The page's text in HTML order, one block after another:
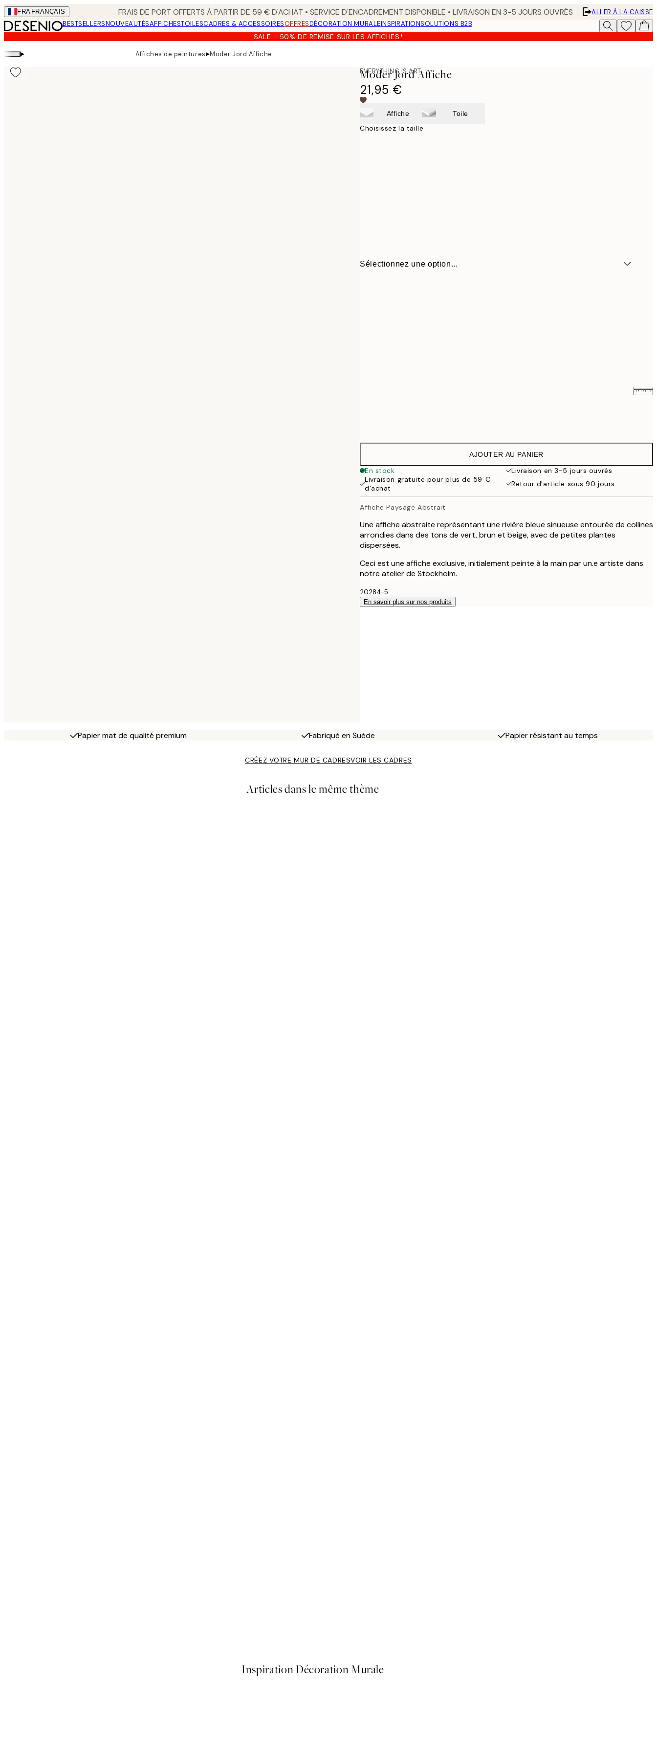
Skip
to
main
content.
FRA FRANÇAIS FRAIS DE PORT OFFERTS À PARTIR DE 59 € D'ACHAT • SERVICE D'ENCADREMENT DISPONIBLE • LIVRAISON EN 3-5 JOURS OUVRÉS
ALLER À LA CAISSE
BESTSELLERSNOUVEAUTÉSAFFICHESTOILESCADRES & ACCESSOIRESOFFRESDÉCORATION MURALEINSPIRATIONSOLUTIONS B2B
SALE - 50% DE REMISE SUR LES AFFICHES*
▸ Affiches de peintures▸Moder Jord Affiche
EVERYTHING IS ART
Moder Jord Affiche
21,95 €
Affiche Toile
Choisissez la taille
Sélectionnez une option...
100x150 cm
AJOUTER AU PANIER
En stock
Livraison en 3-5 jours ouvrés
Livraison gratuite pour plus de 59 €
d'achat
Retour d'article sous 90 jours
Affiche Paysage Abstrait
Une affiche abstraite représentant une rivière bleue sinueuse entourée de collines
arrondies dans des tons de vert, brun et beige, avec de petites plantes
dispersées.
Ceci est une affiche exclusive, initialement peinte à la main par un.e artiste dans
notre atelier de Stockholm.
20284-5
En savoir plus sur nos produits
Papier mat de qualité premium Fabriqué en Suède Papier résistant au temps
CRÉEZ VOTRE MUR DE CADRESVOIR LES CADRES
Articles dans le même thème
Inspiration Décoration Murale